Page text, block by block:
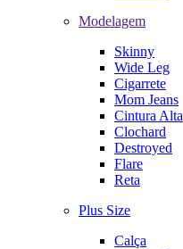
Modelagem
Skinny
Wide Leg
Cigarrete
Mom Jeans
Cintura Alta
Clochard
Destroyed
Flare
Reta
Plus Size
Calça